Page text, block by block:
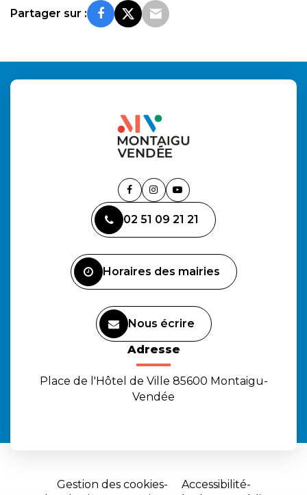
Partager sur :
Lien
le
compte
Lien
le
compte
Lien
la
chaîne
02 51 09 21 21
Horaires des mairies
Nous écrire
Adresse
Place de l'Hôtel de Ville 85600 Montaigu-
Vendée
Gestion des cookies
Accessibilité